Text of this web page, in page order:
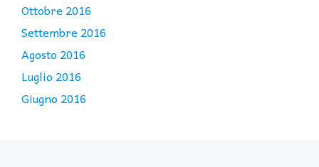
Ottobre 2016
Settembre 2016
Agosto 2016
Luglio 2016
Giugno 2016